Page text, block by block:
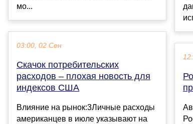
мо...
03:00, 02 Сен
Скачок потребительских
расходов – плохая новость для
индексов США
Влияние на рынок:3Личные расходы
американцев в июле указывают на